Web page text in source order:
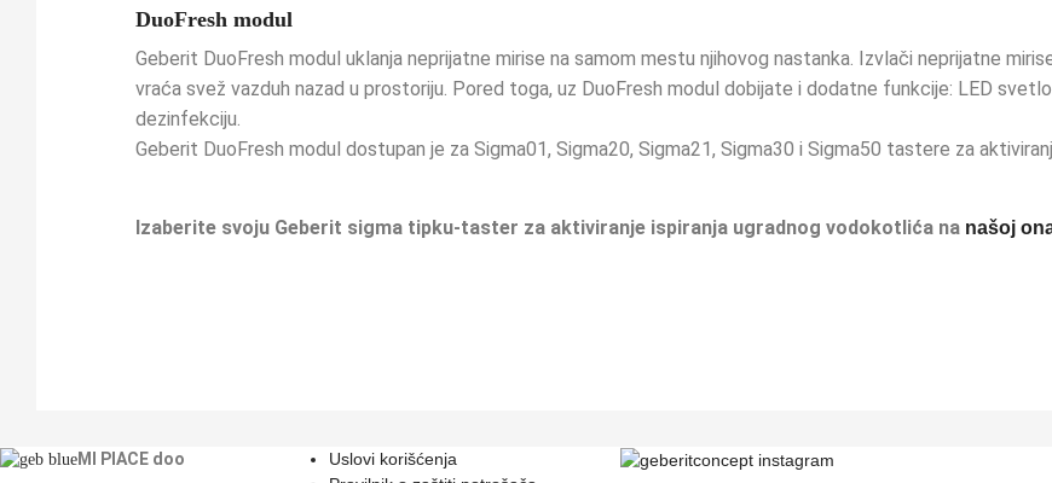
DuoFresh modul
Geberit DuoFresh modul uklanja neprijatne mirise na samom mestu njihovog nastanka. Izvlači neprijatne
vraća svež vazduh nazad u prostoriju. Pored toga, uz DuoFresh modul dobijate i dodatne funkcije: LED
dezinfekciju.
Geberit DuoFresh modul dostupan je za Sigma01, Sigma20, Sigma21, Sigma30 i Sigma50 tastere za
Izaberite svoju Geberit sigma tipku-taster za aktiviranje ispiranja ugradnog vodokotlića na našoj
MI PIACE doo
Uslovi korišćenja